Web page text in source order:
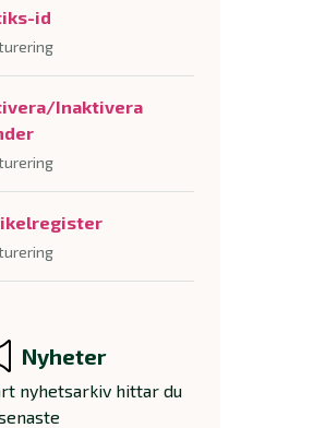
id
Inaktivera
Nyheter
nyhetsarkiv hittar du